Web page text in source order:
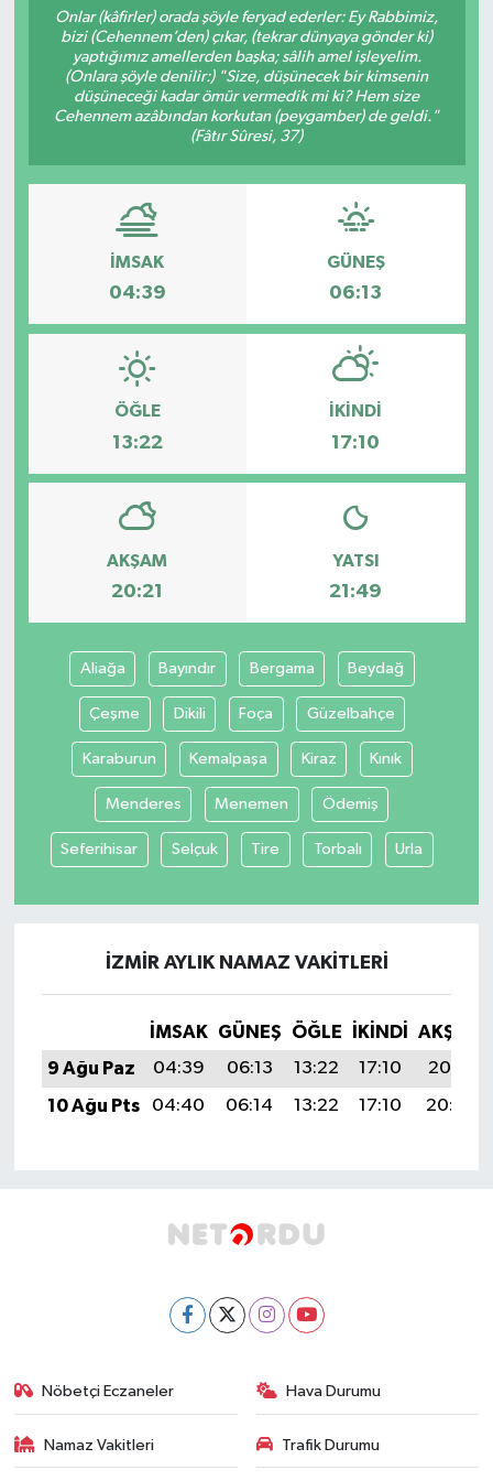
Onlar (kâfirler) orada şöyle feryad ederler: Ey Rabbimiz,
bizi (Cehennem’den) çıkar, (tekrar dünyaya gönder ki)
yaptığımız amellerden başka; sâlih amel işleyelim.
(Onlara şöyle denilir:) "Size, düşünecek bir kimsenin
düşüneceği kadar ömür vermedik mi ki? Hem size
Cehennem azâbından korkutan (peygamber) de geldi."
(Fâtır Sûresi, 37)
İMSAK
04:39
GÜNEŞ
06:13
ÖĞLE
13:22
İKINDI
17:10
AKŞAM
20:21
YATSI
21:49
Aliağa Bayındır Bergama Beydağ
Çeşme Dikili Foça Güzelbahçe
Karaburun Kemalpaşa Kiraz Kınık
Menderes Menemen Ödemiş
Seferihisar Selçuk Tire Torbalı Urla
İZMIR AYLIK NAMAZ VAKITLERI
İMSAK GÜNEŞ ÖĞLE İKINDI
AKŞAM
9 Ağu Paz
04:39 06:13 13:22 17:10
20:21
10 Ağu Pts
04:40 06:14 13:22 17:10 20:20
Nöbetçi Eczaneler Hava Durumu
Namaz Vakitleri Trafik Durumu
KADIN
KULTUR-SANAT
OTOMOBİL
ÖZEL HABER
POLİTİKA
RÖPORTAJ
SAĞLIK
TARIM
TEKNOLOJİ
TURİZM
VİDEO HABER
YAŞAM